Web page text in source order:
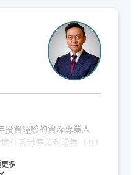
投資經驗的資深專業人
任香港德美利證券（TD
，包括花旗銀行、摩根
更多